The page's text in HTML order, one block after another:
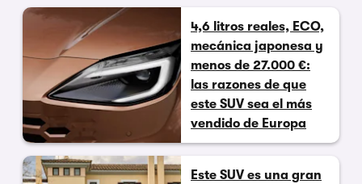
4,6 litros reales, ECO,
mecánica japonesa y
menos de 27.000 €:
las razones de que
este SUV sea el más
vendido de Europa
Este SUV es una gran